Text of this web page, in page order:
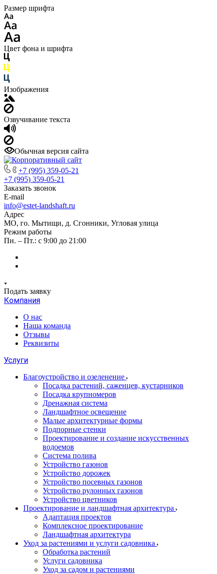
Размер шрифта
Цвет фона и шрифта
Изображения
Озвучивание текста
Обычная версия сайта
+7 (995) 359-05-21
+7 (995) 359-05-21
Заказать звонок
E-mail
info@estet-landshaft.ru
Адрес
МО, го. Мытищи, д. Сгонники, Угловая улица
Режим работы
Пн. – Пт.: с 9:00 до 21:00
Подать заявку
Компания
О нас
Наша команда
Отзывы
Реквизиты
Услуги
Благоустройство и озеленение
Посадка растений, саженцев, кустарников
Посадка крупномеров
Дренажная система
Ландшафтное освещение
Малые архитектурные формы
Подпорные стенки
Проектирование и создание искусственных
водоемов
Система полива
Устройство газонов
Устройство дорожек
Устройство посевных газонов
Устройство рулонных газонов
Устройство цветников
Проектирование и ландшафтная архитектура
Адаптация проектов
Комплексное проектирование
Ландшафтная архитектура
Уход за растениями и услуги садовника
Обработка растений
Услуги садовника
Уход за садом и растениями